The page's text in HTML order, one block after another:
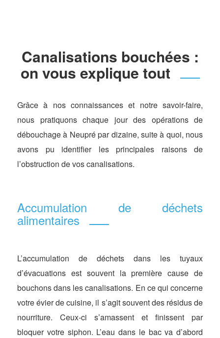
Canalisations bouchées :
on vous explique tout
Grâce à nos connaissances et notre savoir-faire,
nous pratiquons chaque jour des opérations de
débouchage à Neupré par dizaine, suite à quoi, nous
avons pu identifier les principales raisons de
l’obstruction de vos canalisations.
Accumulation de déchets
alimentaires
L’accumulation de déchets dans les tuyaux
d’évacuations est souvent la première cause de
bouchons dans les canalisations. En ce qui concerne
votre évier de cuisine, il s’agit souvent des résidus de
nourriture. Ceux-ci s’amassent et finissent par
bloquer votre siphon. L’eau dans le bac va d’abord